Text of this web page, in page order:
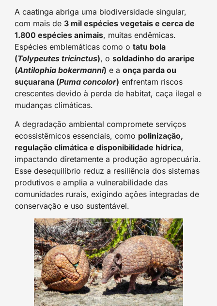
A caatinga abriga uma biodiversidade singular,
com mais de 3 mil espécies vegetais e cerca de
1.800 espécies animais, muitas endêmicas.
Espécies emblemáticas como o tatu bola
(Tolypeutes tricinctus), o soldadinho do araripe
(Antilophia bokermanni) e a onça parda ou
suçuarana (Puma concolor) enfrentam riscos
crescentes devido à perda de habitat, caça ilegal e
mudanças climáticas.
A degradação ambiental compromete serviços
ecossistêmicos essenciais, como polinização,
regulação climática e disponibilidade hídrica,
impactando diretamente a produção agropecuária.
Esse desequilíbrio reduz a resiliência dos sistemas
produtivos e amplia a vulnerabilidade das
comunidades rurais, exigindo ações integradas de
conservação e uso sustentável.